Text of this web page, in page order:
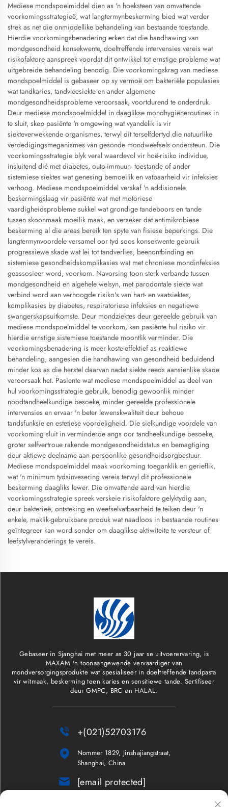
Mediese mondspoelmiddel dien as 'n hoeksteen van omvattende
voorkomingsstrategieë, wat langtermynbeskerming bied wat verder
strek as net die onmiddellike behandeling van bestaande toestande.
Hierdie voorkomingsbenadering erken dat die handhawing van
mondgesondheid konsekwente, doeltreffende intervensies vereis wat
risikofaktore aanspreek voordat dit ontwikkel tot ernstige probleme wat
uitgebreide behandeling benodig. Die voorkomingskrag van mediese
mondspoelmiddel is gebaseer op sy vermoë om bakteriële populasies
wat tandkaries, tandvleesiekte en ander algemene
mondgesondheidsprobleme veroorsaak, voortdurend te onderdruk.
Deur mediese mondspoelmiddel in daaglikse mondhygiëneroutines in
te sluit, skep pasiënte 'n omgewing wat vyandelik is vir
siekteverwekkende organismes, terwyl dit terselfdertyd die natuurlike
verdedigingsmeganismes van gesonde mondweefsels ondersteun. Die
voorkomingsstrategie blyk veral waardevol vir hoë-risiko individue,
insluitend dié met diabetes, outo-immuun- toestande of ander
sistemiese siektes wat genesing bemoeilik en vatbaarheid vir infeksies
verhoog. Mediese mondspoelmiddel verskaf 'n addisionele
beskermingslaag vir pasiënte wat met motoriese
vaardigheidsprobleme sukkel wat grondige tandeboors en tande
tussen skoonmaak moeilik maak, en verseker dat antimikrobiese
beskerming al die areas bereik ten spyte van fisiese beperkings. Die
langtermynvoordele versamel oor tyd soos konsekwente gebruik
progressiewe skade wat lei tot tandverlies, beenontbinding en
sistemiese gesondheidskomplikasies wat met chroniese mondinfeksies
geassosieer word, voorkom. Navorsing toon sterk verbande tussen
mondgesondheid en algehele welsyn, met parodontale siekte wat
verbind word aan verhoogde risiko's van hart- en vaatsiektes,
komplikasies by diabetes, respiratoriese infeksies en negatiewe
swangerskapsuitkomste. Deur mondziektes deur gereelde gebruik van
mediese mondspoelmiddel te voorkom, kan pasiënte hul risiko vir
hierdie ernstige sistemiese toestande moontlik verminder. Die
voorkomingsbenadering is meer koste-effektief as reaktiewe
behandeling, aangesien die handhawing van gesondheid beduidend
minder kos as die herstel daarvan nadat siekte reeds aansienlike skade
veroorsaak het. Pasiente wat mediese mondspoelmiddel as deel van
hul voorkomingsstrategie gebruik, benodig gewoonlik minder
noodtandheelkundige besoeke, minder gereelde professionele
intervensies en ervaar 'n beter lewenskwaliteit deur behoue
tandsfunksie en estetiese voordeligheid. Die sielkundige voordele van
voorkoming sluit in verminderde angs oor tandheelkundige besoeke,
groter selfvertroue rakende mondgesondheidstatus en bemagtiging
deur aktiewe deelname aan persoonlike gesondheidsorgbestuur.
Mediese mondspoelmiddel maak voorkoming toeganklik en gerieflik,
wat 'n minimum tydsinvesering vereis terwyl dit professionele
beskerming daagliks lewer. Die omvattende aard van hierdie
voorkomingsstrategie spreek verskeie risikofaktore gelyktydig aan,
deur bakterieë, ontsteking en weefselvatbaarheid te teiken deur 'n
enkele, maklik-gebruikbare produk wat naadloos in bestaande routines
geïntegreer kan word sonder om daaglikse aktiwiteite te versteur of
leefstylveranderings te vereis.
Gebaseer in Sjanghai met meer as 30 jaar se uitvoerervaring, is
MAXAM 'n toonaangewende vervaardiger van
mondversorgingsprodukte wat spesialiseer in doeltreffende tandpasta
vir witmaak, beskerming teen karies en sensitiewe tande. Sertifiseer
deur GMPC, BRC en HALAL.
 +(021)52703176

Nommer 1829, Jinshajiangstraat,
Shanghai, China
 [email protected]